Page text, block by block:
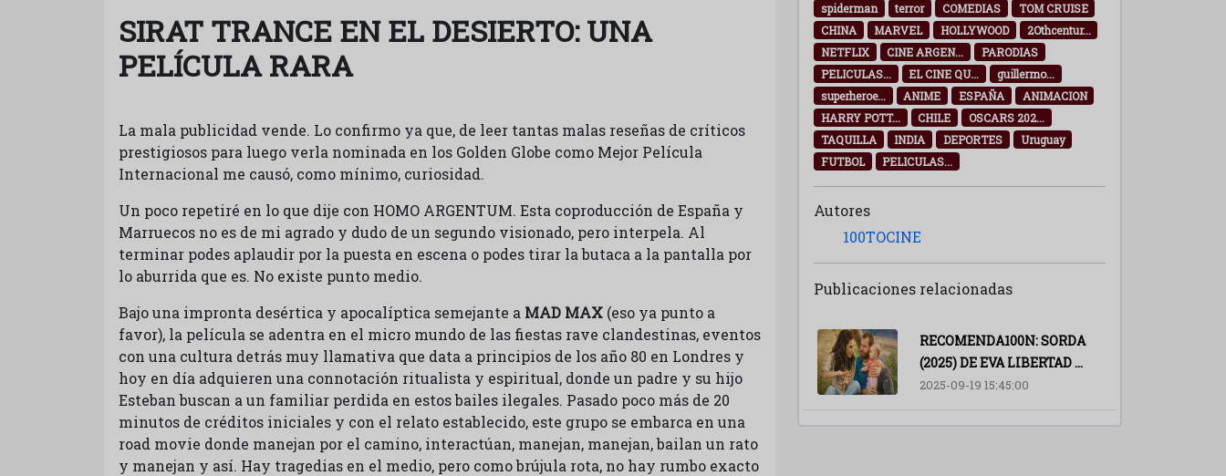
SIRAT TRANCE EN EL DESIERTO: UNA
PELÍCULA RARA
La mala publicidad vende. Lo confirmo ya que, de leer tantas malas reseñas de críticos
prestigiosos para luego verla nominada en los Golden Globe como Mejor Película
Internacional me causó, como mínimo, curiosidad.
Un poco repetiré en lo que dije con HOMO ARGENTUM. Esta coproducción de España y
Marruecos no es de mi agrado y dudo de un segundo visionado, pero interpela. Al
terminar podes aplaudir por la puesta en escena o podes tirar la butaca a la pantalla por
lo aburrida que es. No existe punto medio.
Bajo una impronta desértica y apocalíptica semejante a MAD MAX (eso ya punto a
favor), la película se adentra en el micro mundo de las fiestas rave clandestinas, eventos
con una cultura detrás muy llamativa que data a principios de los año 80 en Londres y
hoy en día adquieren una connotación ritualista y espiritual, donde un padre y su hijo
Esteban buscan a un familiar perdida en estos bailes ilegales. Pasado poco más de 20
minutos de créditos iniciales y con el relato establecido, este grupo se embarca en una
road movie donde manejan por el camino, interactúan, manejan, manejan, bailan un rato
y manejan y así. Hay tragedias en el medio, pero como brújula rota, no hay rumbo exacto
spiderman
terror COMEDIAS
TOM CRUISE
CHINA
MARVEL HOLLYWOOD
2Othcentur...
NETFLIX
CINE ARGEN...
PARODIAS
PELICULAS...
EL CINE QU...
guillermo...
superheroe...
ANIME ESPAÑA
ANIMACION
HARRY POTT...
CHILE
OSCARS 202...
TAQUILLA
INDIA DEPORTES
Uruguay
FUTBOL
PELICULAS...
Autores
100TOCINE
Publicaciones relacionadas
RECOMENDA100N: SORDA
(2025) DE EVA LIBERTAD ...
2025-09-19 15:45:00